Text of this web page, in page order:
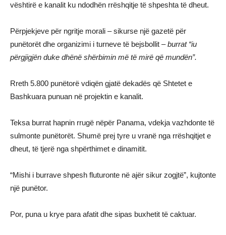
vështirë e kanalit ku ndodhën rrëshqitje të shpeshta të dheut.
Përpjekjeve për ngritje morali – sikurse një gazetë për
punëtorët dhe organizimi i turneve të bejsbollit –burrat “iu
përgjigjën duke dhënë shërbimin më të mirë që mundën”.
Rreth 5.800 punëtorë vdiqën gjatë dekadës që Shtetet e
Bashkuara punuan në projektin e kanalit.
Teksa burrat hapnin rrugë nëpër Panama, vdekja vazhdonte të
sulmonte punëtorët. Shumë prej tyre u vranë nga rrëshqitjet e
dheut, të tjerë nga shpërthimet e dinamitit.
“Mishi i burrave shpesh fluturonte në ajër sikur zogjtë”, kujtonte
një punëtor.
Por, puna u krye para afatit dhe sipas buxhetit të caktuar.